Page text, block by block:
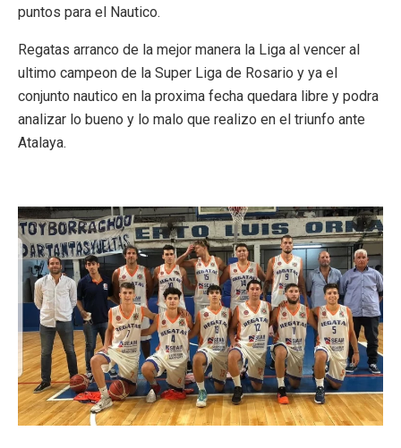
puntos para el Nautico.
Regatas arranco de la mejor manera la Liga al vencer al
ultimo campeon de la Super Liga de Rosario y ya el
conjunto nautico en la proxima fecha quedara libre y podra
analizar lo bueno y lo malo que realizo en el triunfo ante
Atalaya.